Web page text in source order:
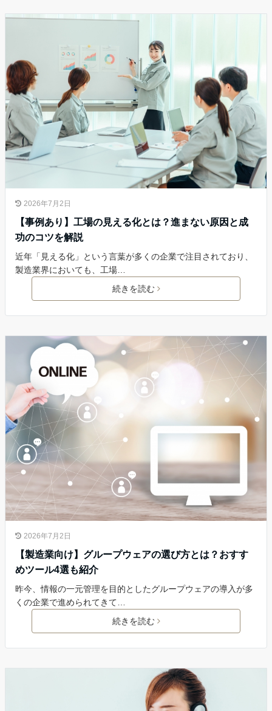
2026年7月2日
【事例あり】工場の見える化とは？進まない原因と成
功のコツを解説
近年「見える化」という言葉が多くの企業で注目されており、
製造業界においても、工場…
続きを読む
2026年7月2日
【製造業向け】グループウェアの選び方とは？おすす
めツール4選も紹介
昨今、情報の一元管理を目的としたグループウェアの導入が多
くの企業で進められてきて…
続きを読む